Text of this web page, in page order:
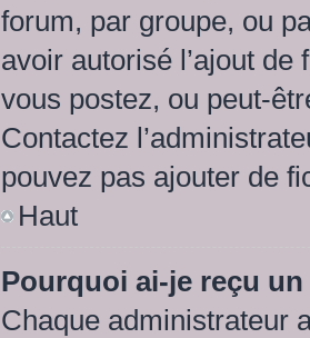
forum, par groupe, ou
avoir autorisé l’ajout
vous postez, ou peut-
Contactez
pouvez pas ajouter de
Haut
Pourquoi ai-je reçu
Chaque administrateur